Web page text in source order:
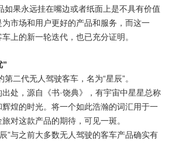
如果永远挂在嘴边或者纸面上是不具有价值
市场和用户更好的产品和服务，而这一
上的新一轮迭代，也已充分证明。
二代无人驾驶客车，名为“星辰”。
出处，源自《书·饶典》，有宇宙中星星总称
煌的时光。将一个如此浩瀚的词汇用于一
对这款产品的期待，可见一斑。
”与之前大多数无人驾驶的客车产品确实有